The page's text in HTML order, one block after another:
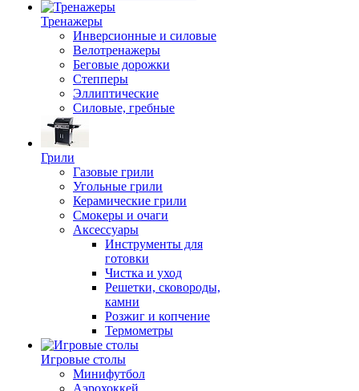
Тренажеры
Инверсионные и силовые
Велотренажеры
Беговые дорожки
Степперы
Эллиптические
Силовые, гребные
Грили
Газовые грили
Угольные грили
Керамические грили
Смокеры и очаги
Аксессуары
Инструменты для
готовки
Чистка и уход
Решетки, сковороды,
камни
Розжиг и копчение
Термометры
Игровые столы
Минифутбол
Аэрохоккей